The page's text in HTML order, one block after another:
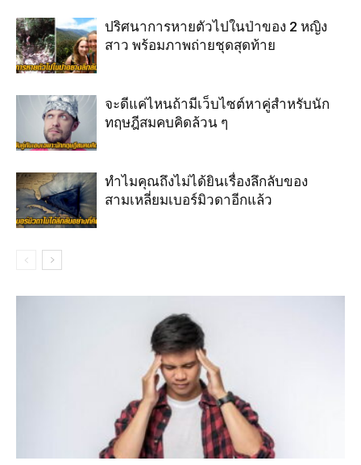
ปริศนาการหายตัวไปในป่าของ 2 หญิง
สาว พร้อมภาพถ่ายชุดสุดท้าย
จะดีแค่ไหนถ้ามีเว็บไซต์หาคู่สำหรับนัก
ทฤษฎีสมคบคิดล้วน ๆ
ทำไมคุณถึงไม่ได้ยินเรื่องลึกลับของ
สามเหลี่ยมเบอร์มิวดาอีกแล้ว